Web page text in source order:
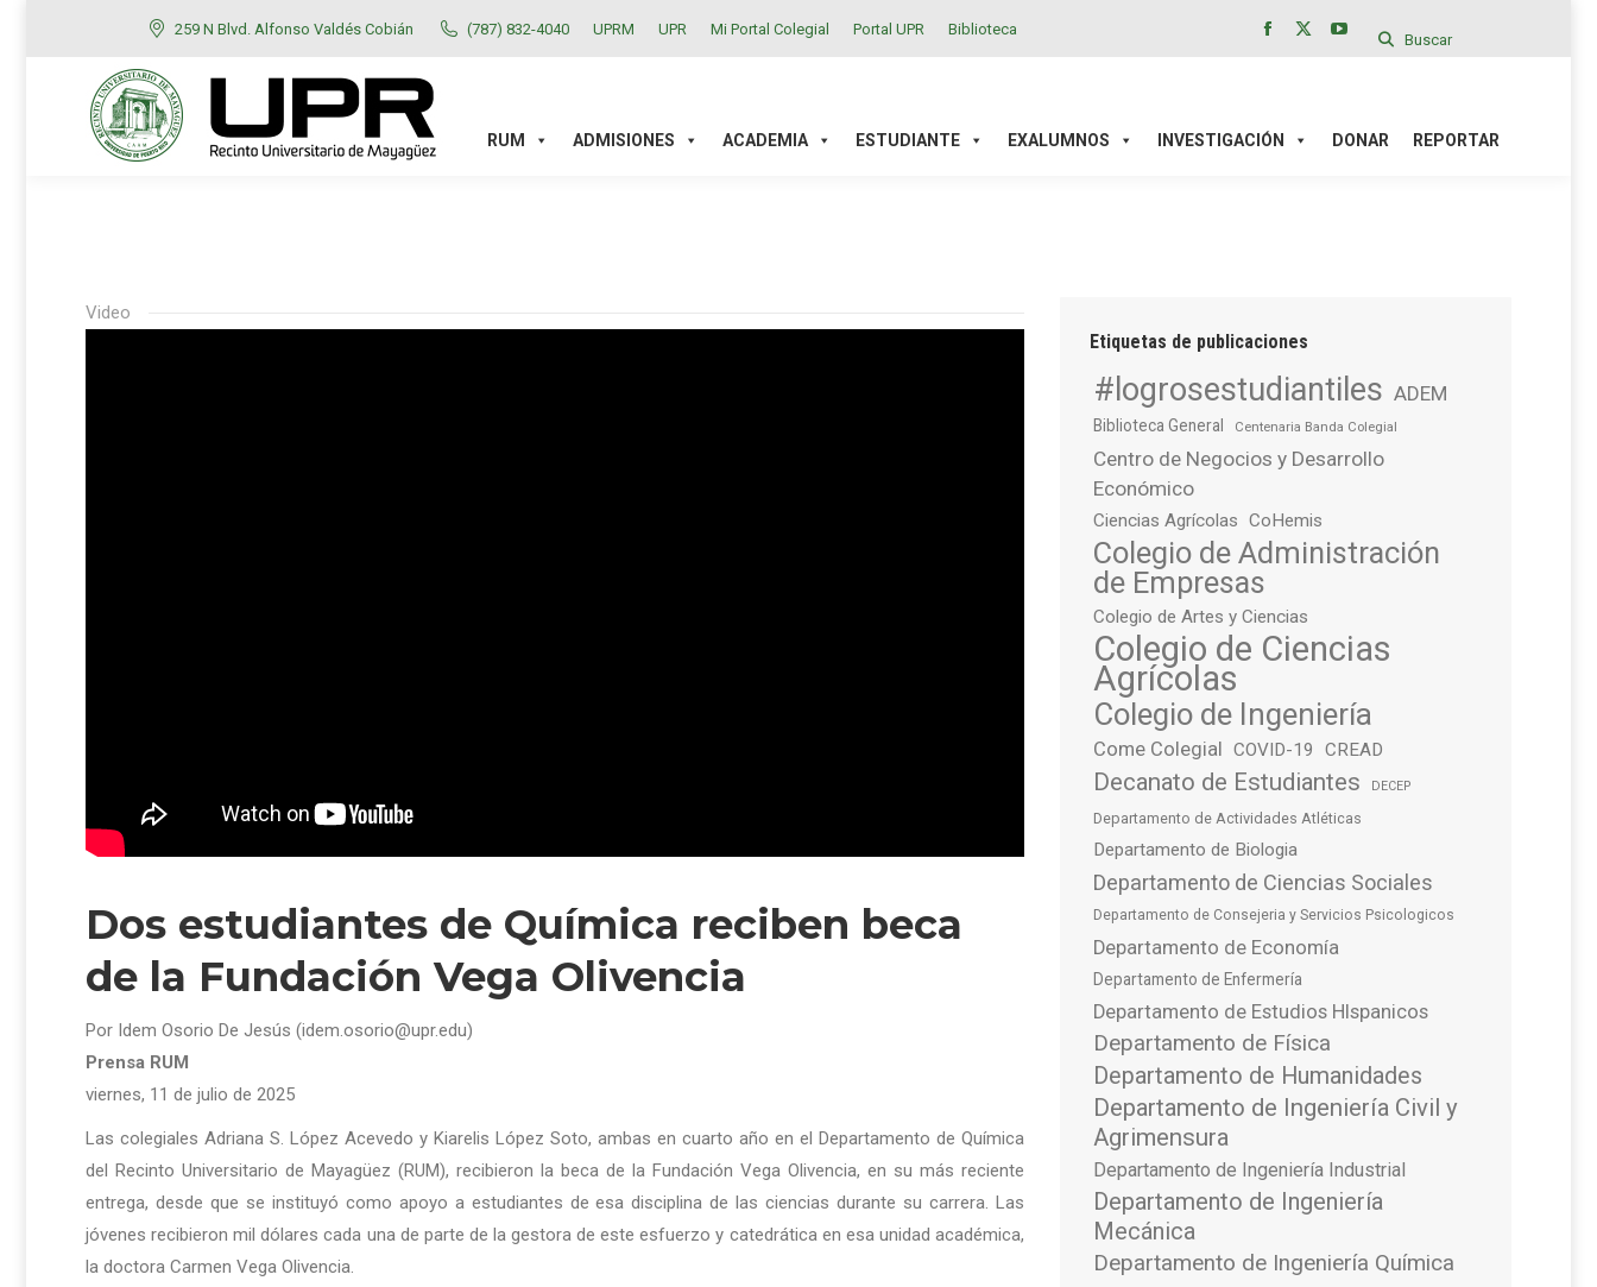
259 N Blvd. Alfonso Valdés Cobián (787) 832-4040 UPRM UPR Mi Portal Colegial Portal UPR Biblioteca
in
in
YouTube
in
Buscar
RUM ADMISIONES ACADEMIA ESTUDIANTE EXALUMNOS INVESTIGACIÓN DONAR REPORTAR
Video
Dos estudiantes de Química reciben beca
de la Fundación Vega Olivencia
Por Idem Osorio De Jesús (idem.osorio@upr.edu)
Prensa RUM
viernes, 11 de julio de 2025
Las colegiales Adriana S. López Acevedo y Kiarelis López Soto, ambas en cuarto año en el Departamento de Química
del Recinto Universitario de Mayagüez (RUM), recibieron la beca de la Fundación Vega Olivencia, en su más reciente
entrega, desde que se instituyó como apoyo a estudiantes de esa disciplina de las ciencias durante su carrera. Las
jóvenes recibieron mil dólares cada una de parte de la gestora de este esfuerzo y catedrática en esa unidad académica,
la doctora Carmen Vega Olivencia.
Etiquetas de publicaciones
#logrosestudiantiles ADEM
Biblioteca General Centenaria Banda Colegial
Centro de Negocios y Desarrollo
Económico
Ciencias Agrícolas CoHemis
Colegio de Administración
de Empresas
Colegio de Artes y Ciencias
Colegio de Ciencias
Agrícolas
Colegio de Ingeniería
Come Colegial COVID-19 CREAD
Decanato de Estudiantes DECEP
Departamento de Actividades Atléticas
Departamento de Biologia
Departamento de Ciencias Sociales
Departamento de Consejeria y Servicios Psicologicos
Departamento de Economía
Departamento de Enfermería
Departamento de Estudios HIspanicos
Departamento de Física
Departamento de Humanidades
Departamento de Ingeniería Civil y
Agrimensura
Departamento de Ingeniería Industrial
Departamento de Ingeniería
Mecánica
Departamento de Ingeniería Química
RUM ADMISIONES